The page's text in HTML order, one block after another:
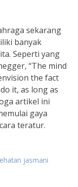
sekarang
banyak
Seperti yang
“The mind
the fact
it, as long as
artikel ini
gaya
teratur.
jasmani